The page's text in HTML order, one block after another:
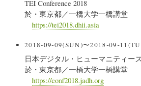
TEI Conference 2018
於・東京都／一橋大学一橋講堂
https://tei2018.dhii.asia
2018-09-09(SUN)〜2018-09-
日本デジタル・ヒューマニティー
於・東京都／一橋大学一橋講堂
https://conf2018.jadh.org